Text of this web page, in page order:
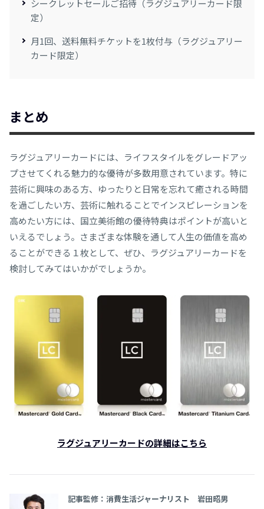
シークレットセールご招待（ラグジュアリーカード限
定）
月1回、送料無料チケットを1枚付与（ラグジュアリー
カード限定）
まとめ
ラグジュアリーカードには、ライフスタイルをグレードアッ
プさせてくれる魅力的な優待が多数用意されています。特に
芸術に興味のある方、ゆったりと日常を忘れて癒される時間
を過ごしたい方、芸術に触れることでインスピレーションを
高めたい方には、国立美術館の優待特典はポイントが高いと
いえるでしょう。さまざまな体験を通して人生の価値を高め
ることができる１枚として、ぜひ、ラグジュアリーカードを
検討してみてはいかがでしょうか。
ラグジュアリーカードの詳細はこちら
記事監修：消費生活ジャーナリスト 岩田昭男